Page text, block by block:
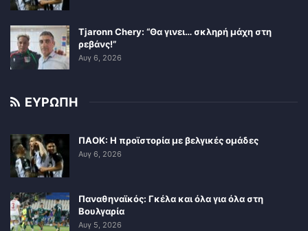
Tjaronn Chery: “Θα γινει… σκληρή μάχη στη
ρεβάνς!”
Αυγ 6, 2026
ΕΥΡΩΠΗ
ΠΑΟΚ: Η προϊστορία με βελγικές ομάδες
Αυγ 6, 2026
Παναθηναϊκός: Γκέλα και όλα για όλα στη
Βουλγαρία
Αυγ 5, 2026